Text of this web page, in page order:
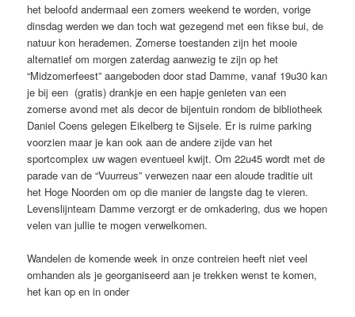
het beloofd andermaal een zomers weekend te worden, vorige
dinsdag werden we dan toch wat gezegend met een fikse bui, de
natuur kon herademen. Zomerse toestanden zijn het mooie
alternatief om morgen zaterdag aanwezig te zijn op het
“Midzomerfeest” aangeboden door stad Damme, vanaf 19u30 kan
je bij een (gratis) drankje en een hapje genieten van een
zomerse avond met als decor de bijentuin rondom de bibliotheek
Daniel Coens gelegen Eikelberg te Sijsele. Er is ruime parking
voorzien maar je kan ook aan de andere zijde van het
sportcomplex uw wagen eventueel kwijt. Om 22u45 wordt met de
parade van de “Vuurreus” verwezen naar een aloude traditie uit
het Hoge Noorden om op die manier de langste dag te vieren.
Levenslijnteam Damme verzorgt er de omkadering, dus we hopen
velen van jullie te mogen verwelkomen.
Wandelen de komende week in onze contreien heeft niet veel
omhanden als je georganiseerd aan je trekken wenst te komen,
het kan op en in onder